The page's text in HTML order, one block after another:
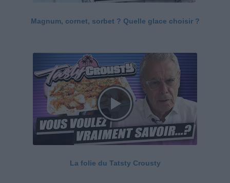
Magnum, cornet, sorbet ? Quelle glace choisir ?
La folie du Tatsty Crousty